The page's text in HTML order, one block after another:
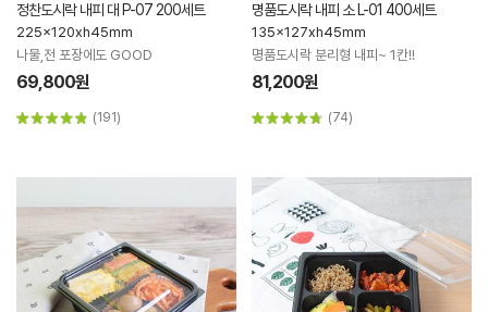
정찬도시락 내피 대 P-07 200세트
225x120xh45mm
나물,전 포장에도 GOOD
69,800원
(191)
명품도시락 내피 소 L-01 400세트
135x127xh45mm
명품도시락 분리형 내피~ 1칸!!
81,200원
(74)